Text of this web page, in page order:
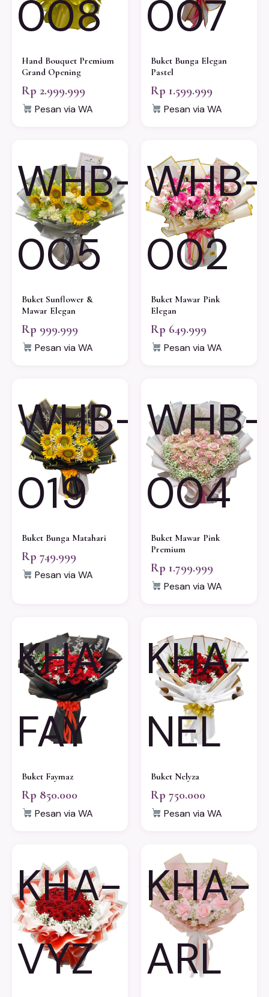
008
Hand Bouquet Premium
Grand Opening
Rp 2.999.999
Pesan via WA
007
Buket Bunga Elegan
Pastel
Rp 1.599.999
Pesan via WA
WHB-
005
Buket Sunflower &
Mawar Elegan
Rp 999.999
Pesan via WA
WHB-
002
Buket Mawar Pink
Elegan
Rp 649.999
Pesan via WA
WHB-
019
Buket Bunga Matahari
Rp 749.999
Pesan via WA
WHB-
004
Buket Mawar Pink
Premium
Rp 1.799.999
Pesan via WA
KHA-
FAY
Buket Faymaz
Rp 850.000
Pesan via WA
KHA-
NEL
Buket Nelyza
Rp 750.000
Pesan via WA
KHA-
VYZ
KHA-
ARL